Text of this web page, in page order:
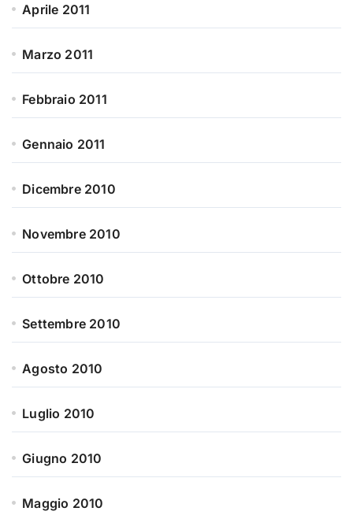
Aprile 2011
Marzo 2011
Febbraio 2011
Gennaio 2011
Dicembre 2010
Novembre 2010
Ottobre 2010
Settembre 2010
Agosto 2010
Luglio 2010
Giugno 2010
Maggio 2010